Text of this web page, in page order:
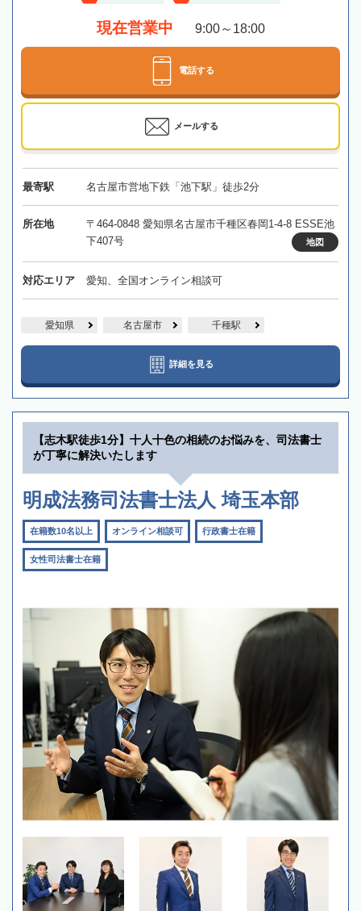
現在営業中 9:00～18:00
電話する
メールする
最寄駅 名古屋市営地下鉄「池下駅」徒歩2分
所在地
〒464-0848 愛知県名古屋市千種区春岡1-4-8 ESSE池
下407号
地図
対応エリア 愛知、全国オンライン相談可
愛知県 名古屋市 千種駅
詳細を見る
【志木駅徒歩1分】十人十色の相続のお悩みを、司法書士
が丁寧に解決いたします
明成法務司法書士法人 埼玉本部
在籍数10名以上 オンライン相談可 行政書士在籍
女性司法書士在籍